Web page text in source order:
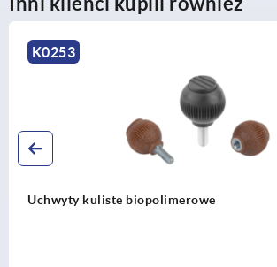
K0650
Uchwyty kuliste stal nierdzewna lub